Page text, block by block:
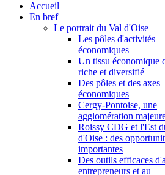
Accueil
En bref
Le portrait du Val d'Oise
Les pôles d'activités
économiques
Un tissu économique
riche et diversifié
Des pôles et des axes
économiques
Cergy-Pontoise, une
agglomération
Roissy CDG et l'Est
d'Oise : des
importantes
Des outils efficaces
entrepreneurs et au